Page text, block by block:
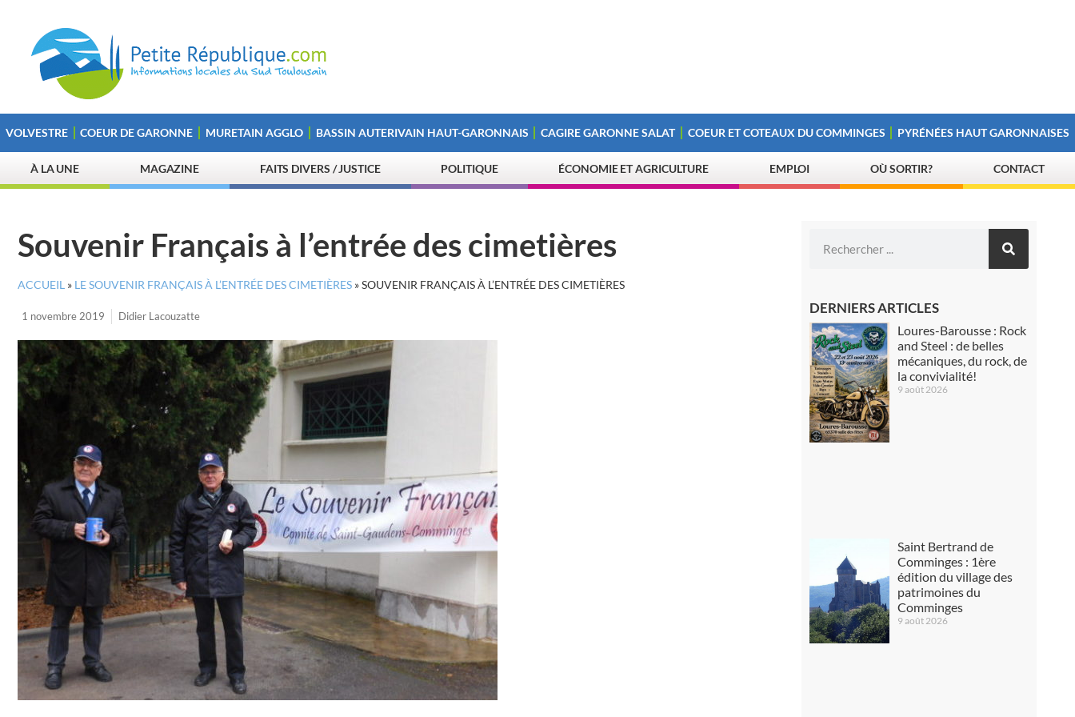
VOLVESTRE COEUR DE GARONNE MURETAIN AGGLO BASSIN AUTERIVAIN HAUT-GARONNAIS CAGIRE GARONNE SALAT COEUR ET COTEAUX DU COMMINGES PYRÉNÉES HAUT GARONNAISES
À LA UNE MAGAZINE FAITS DIVERS / JUSTICE POLITIQUE ÉCONOMIE ET AGRICULTURE EMPLOI OÙ SORTIR? CONTACT
Souvenir Français à l’entrée des cimetières
ACCUEIL » LE SOUVENIR FRANÇAIS À L’ENTRÉE DES CIMETIÈRES »SOUVENIR FRANÇAIS À L’ENTRÉE DES CIMETIÈRES
1 novembre 2019 Didier Lacouzatte DERNIERS ARTICLES
Loures-Barousse : Rock
and Steel : de belles
mécaniques, du rock, de
la convivialité!
9 août 2026
Saint Bertrand de
Comminges : 1ère
édition du village des
patrimoines du
Comminges
9 août 2026